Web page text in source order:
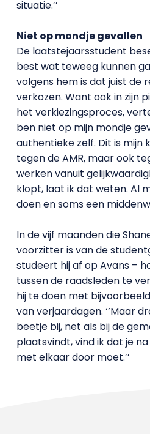
situatie.’’
Niet op mondje gevallen
De laatstejaarsstudent
best wat teweeg kunnen
volgens hem is dat juist de
verkozen. Want ook in zijn
het verkiezingsproces,
ben niet op mijn mondje
authentieke zelf. Dit is mijn
tegen de AMR, maar ook
werken vanuit
klopt, laat ik dat weten. Al
doen en soms een
In de vijf maanden die
voorzitter is van de
studeert hij af op Avans –
tussen de raadsleden te
hij te doen met
van verjaardagen. ‘’Maar
beetje bij, net als bij de
plaatsvindt, vind ik dat je
met elkaar door moet.’’